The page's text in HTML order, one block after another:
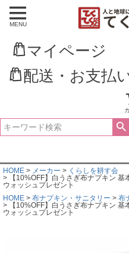
MENU
マイページ
配送・お支払
新着順
登録順
価格が高い順
優先度順
HOME メーカー
くらしを耕す会
【10%OFF】白うさぎ布ナプキン
ウォッシュプレゼント
HOME
布ナプキン・サニタリー 布
【10%OFF】白うさぎ布ナプキン
ウォッシュプレゼント